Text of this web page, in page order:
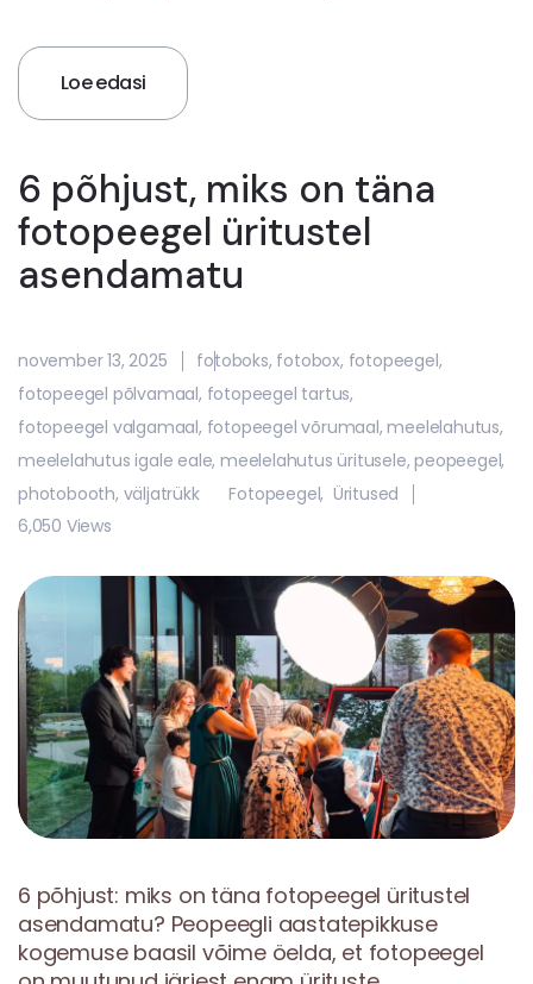
Loe edasi
6 põhjust, miks on täna
fotopeegel üritustel
asendamatu
november 13, 2025 fotoboks, fotobox, fotopeegel,
fotopeegel põlvamaal, fotopeegel tartus,
fotopeegel valgamaal, fotopeegel võrumaal,meelelahutus,
meelelahutus igale eale,meelelahutus üritusele,peopeegel,
photobooth, väljatrükk Fotopeegel, Üritused
6,050 Views
6 põhjust: miks on täna fotopeegel üritustel
asendamatu? Peopeegli aastatepikkuse
kogemuse baasil võime öelda, et fotopeegel